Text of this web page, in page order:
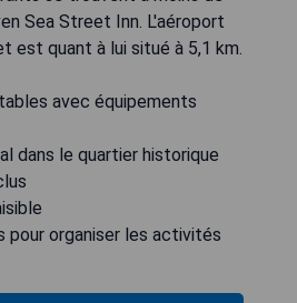
Sea Street Inn. L'aéroport
est quant à lui situé à 5,1 km.
avec équipements
dans le quartier historique
pour organiser les activités